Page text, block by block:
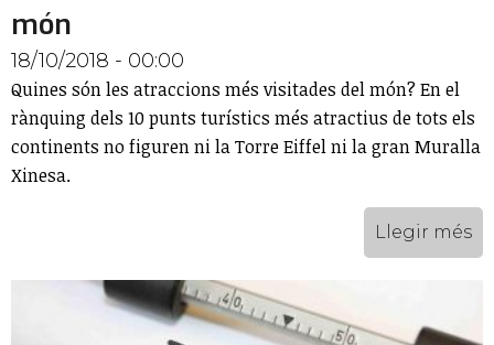
món
18/10/2018 - 00:00
Quines són les atraccions més visitades del món? En el
rànquing dels 10 punts turístics més atractius de tots els
continents no figuren ni la Torre Eiffel ni la gran Muralla
Xinesa.
Llegir més